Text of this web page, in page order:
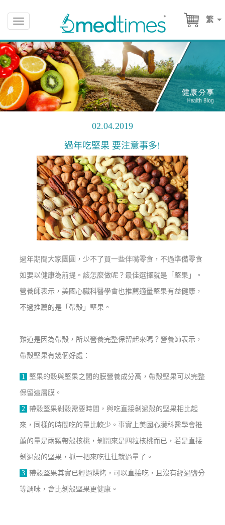
繁
Toggle
navigation
02.04.2019
過年吃堅果 要注意事多!
過年期間大家團圓，少不了買一些伴嘴零食，不過準備零食
如要以健康為前提。該怎麼做呢？最佳選擇就是「堅果」。
營養師表示，美國心臟科醫學會也推薦適量堅果有益健康，
不過推薦的是「帶殼」堅果。
難道是因為帶殼，所以營養完整保留起來嗎？營養師表示，
帶殼堅果有幾個好處：
1 堅果的殼與堅果之間的膜營養成分高，帶殼堅果可以完整
保留這層膜。
2 帶殼堅果剝殼需要時間，與吃直接剝過殼的堅果相比起
來，同樣的時間吃的量比較少。事實上美國心臟科醫學會推
薦的量是兩顆帶殼核桃，剝開來是四粒核桃而已，若是直接
剝過殼的堅果，抓一把來吃往往就過量了。
3 帶殼堅果其實已經過烘烤，可以直接吃，且沒有經過鹽分
等調味，會比剝殼堅果更健康。